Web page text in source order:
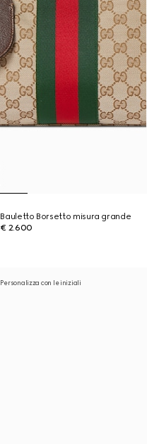
Bauletto Borsetto misura grande
€ 2.600
Personalizza con le iniziali